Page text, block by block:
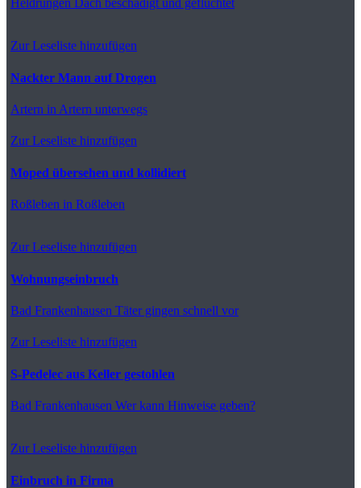
Zur Leseliste hinzufügen
Nackter Mann auf Drogen
Artern in Artern unterwegs
Zur Leseliste hinzufügen
Moped übersehen und kollidiert
Roßleben in Roßleben
Zur Leseliste hinzufügen
Wohnungseinbruch
Bad Frankenhausen Täter gingen schnell vor
Zur Leseliste hinzufügen
S-Pedelec aus Keller gestohlen
Bad Frankenhausen Wer kann Hinweise geben?
Zur Leseliste hinzufügen
Einbruch in Firma